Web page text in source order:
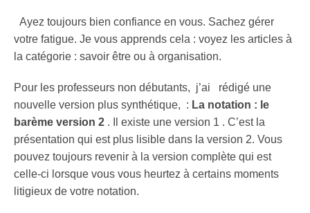
Ayez toujours bien confiance en vous. Sachez gérer
votre fatigue. Je vous apprends cela : voyez les articles à
la catégorie : savoir être ou à organisation.
Pour les professeurs non débutants, j’ai rédigé une
nouvelle version plus synthétique, : La notation : le
barème version 2 . Il existe une version 1 . C’est la
présentation qui est plus lisible dans la version 2. Vous
pouvez toujours revenir à la version complète qui est
celle-ci lorsque vous vous heurtez à certains moments
litigieux de votre notation.